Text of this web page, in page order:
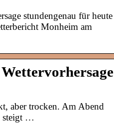
stundengenau für heute
Monheim am
aber trocken. Am Abend
steigt …